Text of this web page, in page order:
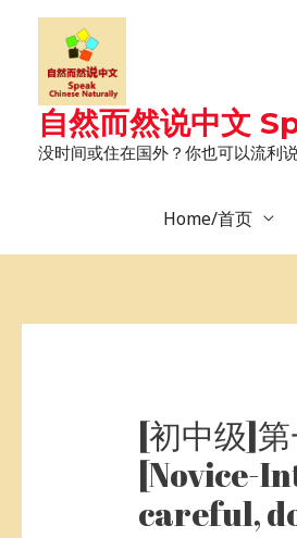
自然而然说中文
没时间或住在国外？你也可以流利
Home/首页
[初中级]
[Novice-
careful,